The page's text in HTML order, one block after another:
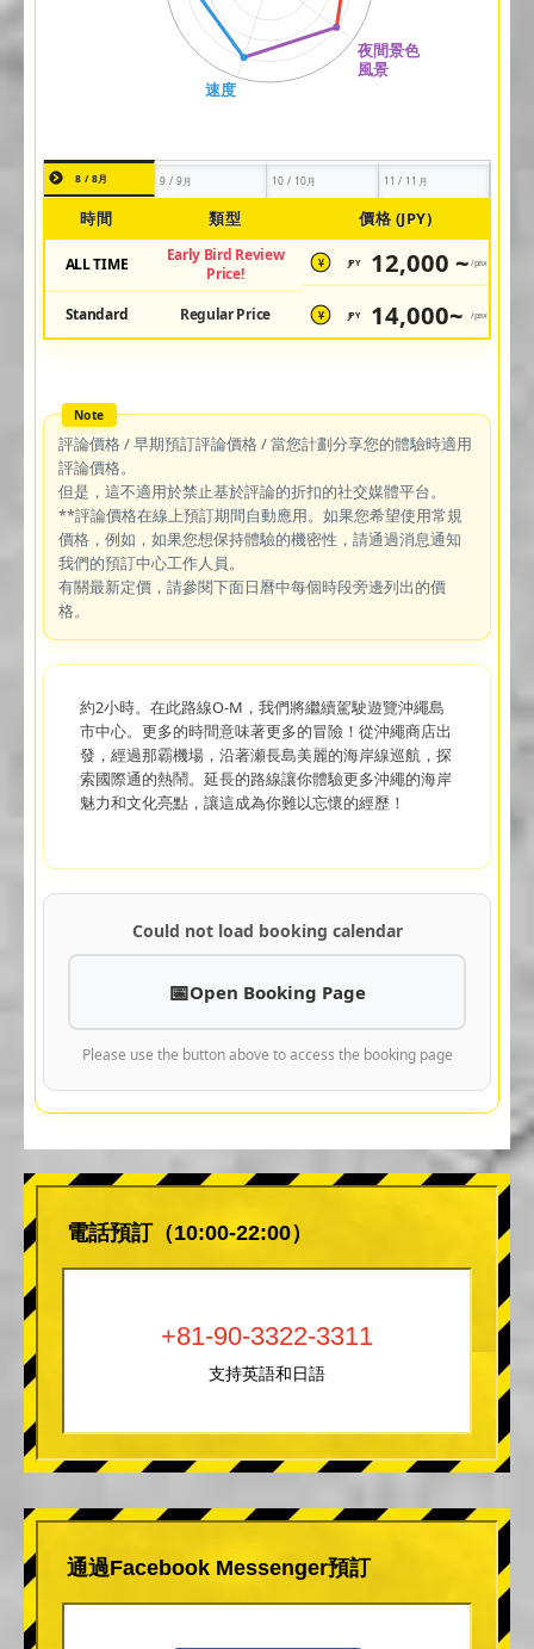
8 / 8月 9 / 9月 10 / 10月 11 / 11月
時間 類型 價格 (JPY)
ALL TIME
Early Bird Review
Price!
¥ JPY 12,000 ~ /pax
Standard Regular Price ¥ JPY 14,000~ /pax
評論價格 / 早期預訂評論價格 / 當您計劃分享您的體驗時適用
評論價格。
但是，這不適用於禁止基於評論的折扣的社交媒體平台。
**評論價格在線上預訂期間自動應用。如果您希望使用常規
價格，例如，如果您想保持體驗的機密性，請通過消息通知
我們的預訂中心工作人員。
有關最新定價，請參閱下面日曆中每個時段旁邊列出的價
格。
約2小時。在此路線O-M，我們將繼續駕駛遊覽沖繩島
市中心。更多的時間意味著更多的冒險！從沖繩商店出
發，經過那霸機場，沿著瀬長島美麗的海岸線巡航，探
索國際通的熱鬧。延長的路線讓你體驗更多沖繩的海岸
魅力和文化亮點，讓這成為你難以忘懷的經歷！
Could not load booking calendar
Open Booking Page
Please use the button above to access the booking page
電話預訂（10:00-22:00）
+81-90-3322-3311
支持英語和日語
通過Facebook Messenger預訂